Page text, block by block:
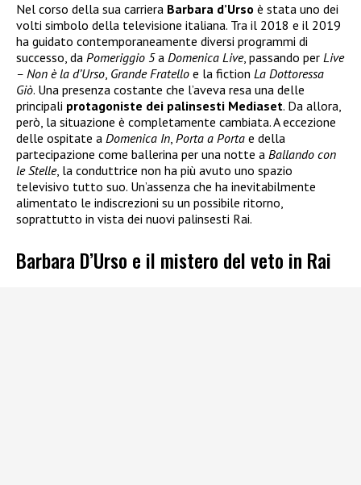
Nel corso della sua carriera Barbara d’Urso è stata uno dei
volti simbolo della televisione italiana. Tra il 2018 e il 2019
ha guidato contemporaneamente diversi programmi di
successo, da Pomeriggio 5a Domenica Live, passando per Live
– Non è la d’Urso, Grande Fratello e la fiction La Dottoressa
Giò. Una presenza costante che l’aveva resa una delle
principali protagoniste dei palinsesti Mediaset. Da allora,
però, la situazione è completamente cambiata. A eccezione
delle ospitate a Domenica In, Porta a Porta e della
partecipazione come ballerina per una notte a Ballando con
le Stelle, la conduttrice non ha più avuto uno spazio
televisivo tutto suo. Un’assenza che ha inevitabilmente
alimentato le indiscrezioni su un possibile ritorno,
soprattutto in vista dei nuovi palinsesti Rai.
Barbara D’Urso e il mistero del veto in Rai